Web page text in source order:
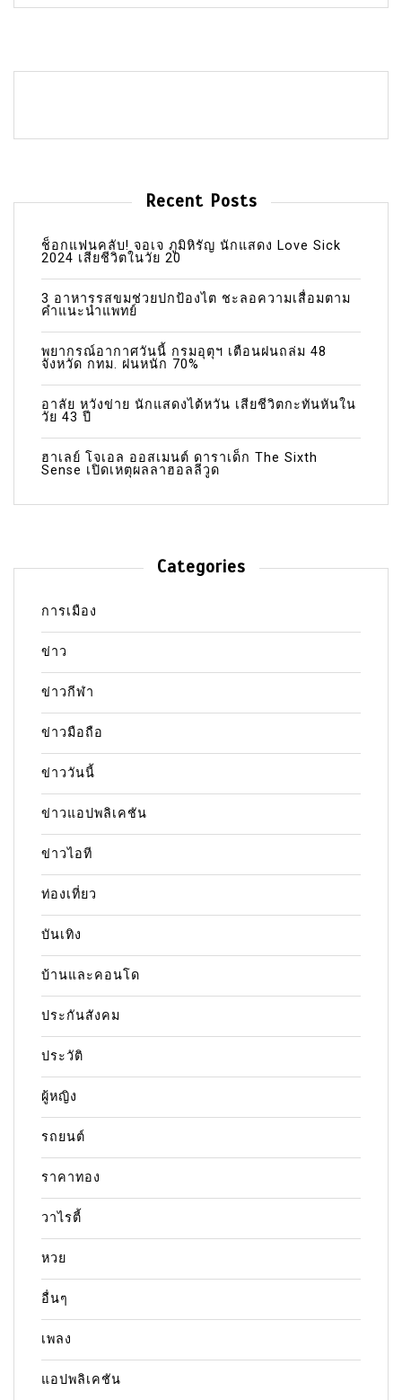
Recent Posts
ช็อกแฟนคลับ! จอเจ ภูมิหิรัญ นักแสดง Love Sick
2024 เสียชีวิตในวัย 20
3 อาหารรสขมช่วยปกป้องไต ชะลอความเสื่อมตาม
คำแนะนำแพทย์
พยากรณ์อากาศวันนี้ กรมอุตุฯ เตือนฝนถล่ม 48
จังหวัด กทม. ฝนหนัก 70%
อาลัย หวังข่าย นักแสดงไต้หวัน เสียชีวิตกะทันหันใน
วัย 43 ปี
ฮาเลย์ โจเอล ออสเมนต์ ดาราเด็ก The Sixth
Sense เปิดเหตุผลลาฮอลลีวูด
Categories
การเมือง
ข่าว
ข่าวกีฬา
ข่าวมือถือ
ข่าววันนี้
ข่าวแอปพลิเคชัน
ข่าวไอที
ท่องเที่ยว
บันเทิง
บ้านและคอนโด
ประกันสังคม
ประวัติ
ผู้หญิง
รถยนต์
ราคาทอง
วาไรตี้
หวย
อื่นๆ
เพลง
แอปพลิเคชัน